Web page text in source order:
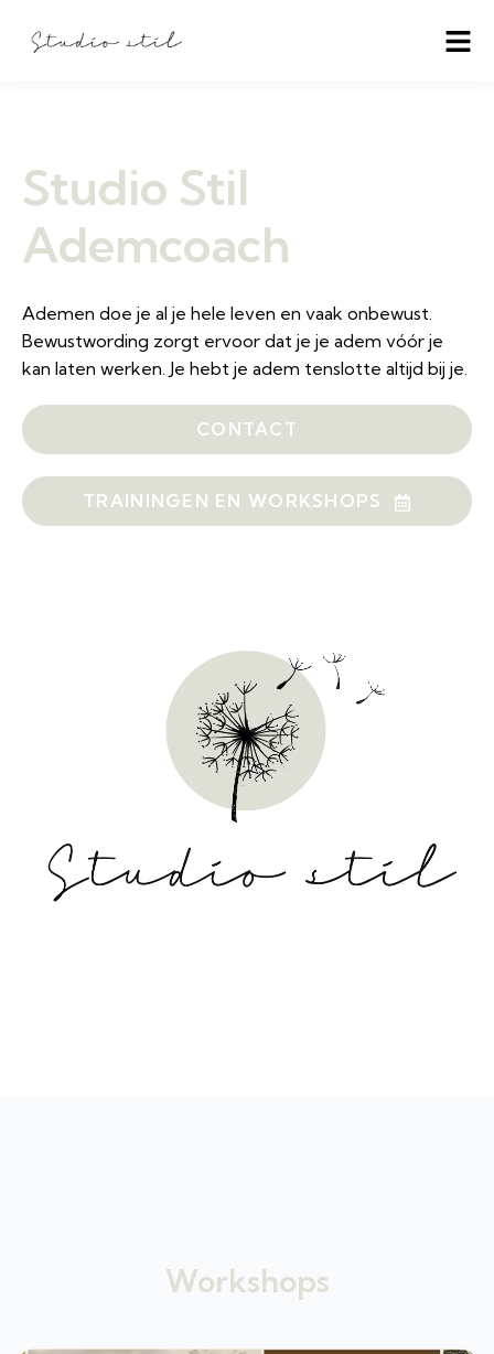
Studio Stil
Ademcoach
Ademen doe je al je hele leven en vaak onbewust.
Bewustwording zorgt ervoor dat je je adem vóór je
kan laten werken. Je hebt je adem tenslotte altijd bij je.
CONTACT
TRAININGEN EN WORKSHOPS
Workshops